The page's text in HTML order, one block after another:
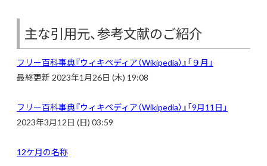
主な引用元、参考文献のご紹介
フリー百科事典『ウィキペディア（Wikipedia）』「９月」
最終更新 2023年1月26日 (木) 19:08
フリー百科事典『ウィキペディア（Wikipedia）』「9月11日」
2023年3月12日 (日) 03:59
12ケ月の名称